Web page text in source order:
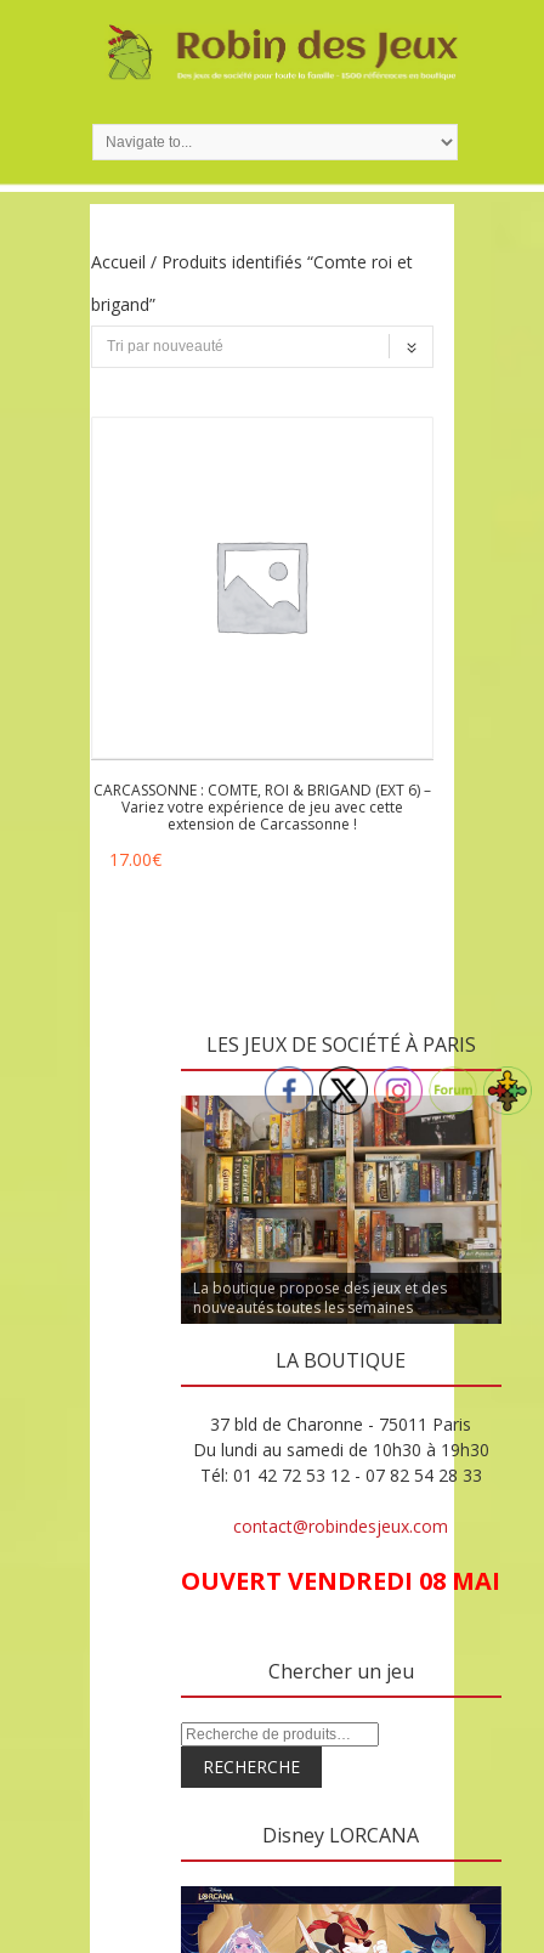
Accueil / Produits identifiés “Comte roi et
brigand”
CARCASSONNE : COMTE, ROI & BRIGAND (EXT 6) –
Variez votre expérience de jeu avec cette
extension de Carcassonne !
17.00€
LES JEUX DE SOCIÉTÉ À PARIS
La boutique propose des jeux et des
nouveautés toutes les semaines
LA BOUTIQUE
37 bld de Charonne - 75011 Paris
Du lundi au samedi de 10h30 à 19h30
Tél: 01 42 72 53 12 - 07 82 54 28 33
contact@robindesjeux.com
OUVERT VENDREDI 08 MAI
Chercher un jeu
RECHERCHE
Disney LORCANA